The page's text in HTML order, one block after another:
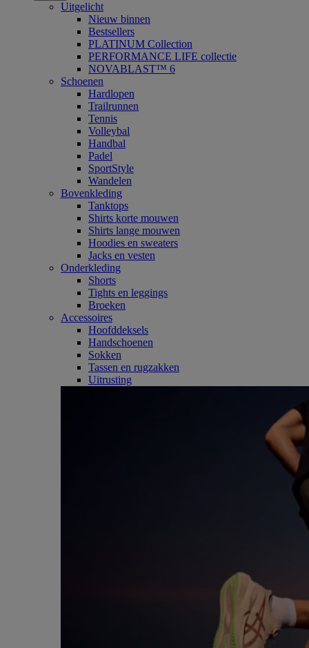
Uitgelicht
Nieuw binnen
Bestsellers
PLATINUM Collection
PERFORMANCE LIFE collectie
NOVABLAST™ 6
Schoenen
Hardlopen
Trailrunnen
Tennis
Volleybal
Handbal
Padel
SportStyle
Wandelen
Bovenkleding
Tanktops
Shirts korte mouwen
Shirts lange mouwen
Hoodies en sweaters
Jacks en vesten
Onderkleding
Shorts
Tights en leggings
Broeken
Accessoires
Hoofddeksels
Handschoenen
Sokken
Tassen en rugzakken
Uitrusting